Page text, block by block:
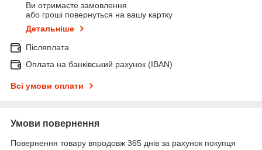
Ви отримаєте замовлення
або гроші повернуться на вашу картку
Детальніше
Післяплата
Оплата на банківський рахунок (IBAN)
Всі умови оплати
Умови повернення
Повернення товару впродовж 365 днів за рахунок покупця